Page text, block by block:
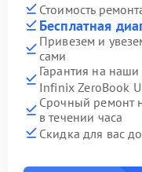
Стоимость
Бесплатная
Привезем и
сами
Гарантия на
Infinix ZeroBook
Срочный ремонт
в течении часа
Скидка для вас до